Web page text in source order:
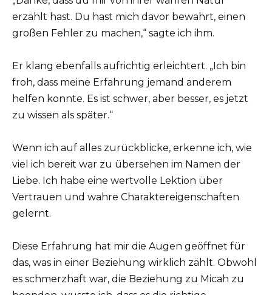
erzählt hast. Du hast mich davor bewahrt, einen
großen Fehler zu machen,“ sagte ich ihm.
Er klang ebenfalls aufrichtig erleichtert. „Ich bin
froh, dass meine Erfahrung jemand anderem
helfen konnte. Es ist schwer, aber besser, es jetzt
zu wissen als später.“
Wenn ich auf alles zurückblicke, erkenne ich, wie
viel ich bereit war zu übersehen im Namen der
Liebe. Ich habe eine wertvolle Lektion über
Vertrauen und wahre Charaktereigenschaften
gelernt.
Diese Erfahrung hat mir die Augen geöffnet für
das, was in einer Beziehung wirklich zählt. Obwohl
es schmerzhaft war, die Beziehung zu Micah zu